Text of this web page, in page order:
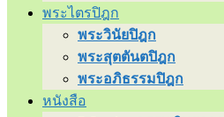
พระไตรปิฎก
พระวินัยปิฎก
พระสุตตันตปิฎก
พระอภิธรรมปิฎก
หนังสือ